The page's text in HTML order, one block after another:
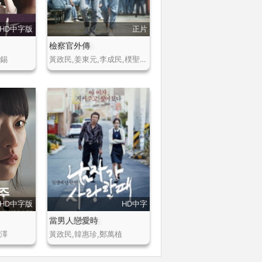
中字版 正片
檢察官外傳
黃政民,姜東元,李成民,樸聖雄,申素率
中字版 HD中字
當男人戀愛時
黃政民,韓惠珍,鄭萬植